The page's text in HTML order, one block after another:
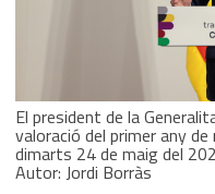
El president de la
valoració del primer any
dimarts 24 de maig del
Autor: Jordi Borràs